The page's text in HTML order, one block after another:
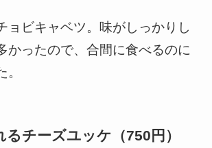
ョビキャベツ。味がしっかりし
かったので、合間に食べるのに
チーズユッケ（750円）